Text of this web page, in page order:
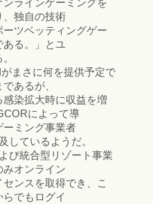
ンラインゲーミングを
、独自の技術
ツベッティングゲー
ある。」とユ
まさに何を提供予定で
あるが、
染拡大時に収益を増
によって導
ーミング事業者
しているようだ。
び統合型リゾート事業
オンライン
ンスを取得でき、こ
でもログイ